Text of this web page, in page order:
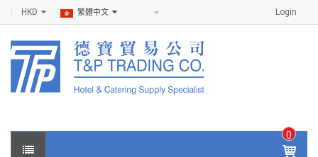
Login
HKD 繁體中文
0
IT